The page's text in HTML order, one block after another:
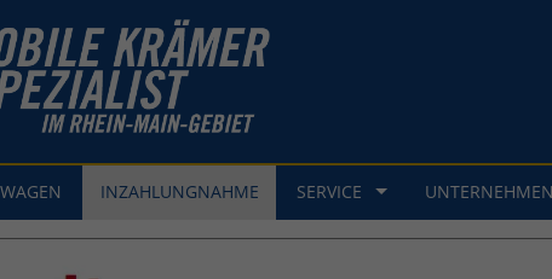
INZAHLUNGNAHME SERVICE UNTERNEHMEN